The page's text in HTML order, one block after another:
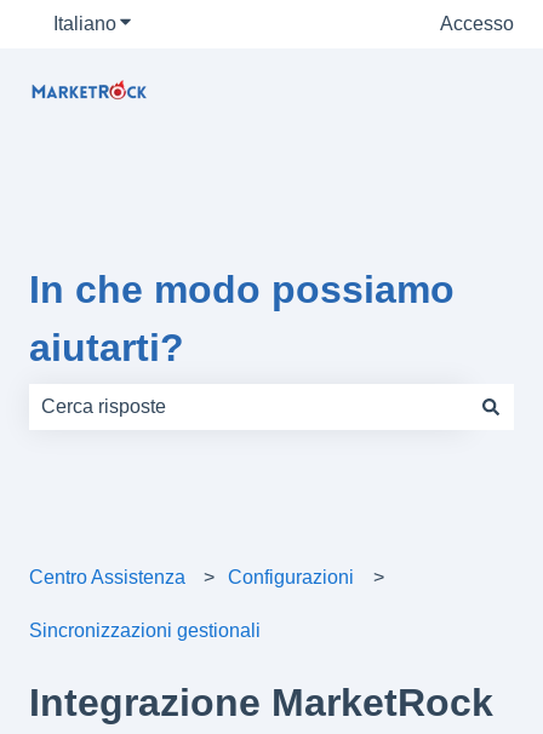
ItalianoMostra sottomenu per le traduzioni Accesso
In che modo possiamo
aiutarti?
Centro Assistenza Configurazioni
Sincronizzazioni gestionali
Integrazione MarketRock